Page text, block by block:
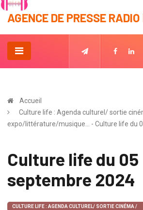
AGENCE DE PRESSE
Accueil
Culture life : Agenda culturel/ sortie
expo/littérature/musique... - Culture life du
Culture life du 05
septembre 2024
CULTURE LIFE : AGENDA CULTUREL/ SORTIE CINÉMA /